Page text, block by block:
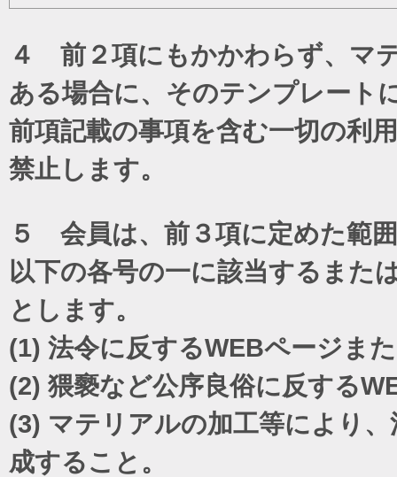
４ 前２項にもかかわらず、マ
ある場合に、そのテンプレート
前項記載の事項を含む一切の利
禁止します。
５ 会員は、前３項に定めた範
以下の各号の一に該当するまた
とします。
(1) 法令に反するWEBページま
(2) 猥褻など公序良俗に反する
(3) マテリアルの加工等により
成すること。